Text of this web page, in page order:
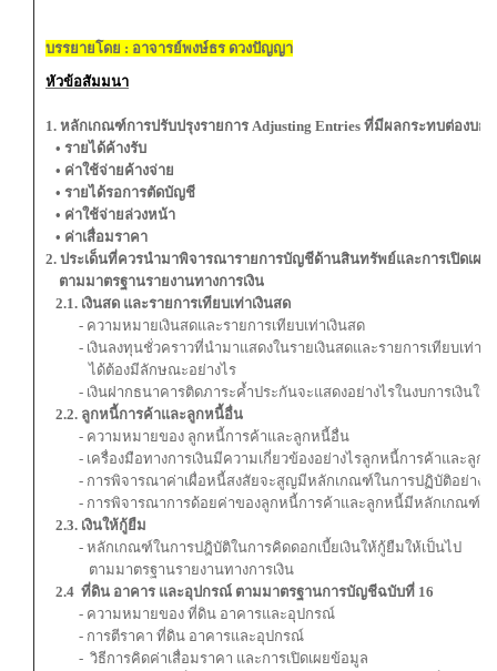
บรรยายโดย : อาจารย์พงษ์ธร ดวงปัญญา
หัวข้อสัมมนา
1. หลักเกณฑ์การปรับปรุงรายการ Adjusting Entries ที่มีผลกระทบต่องบกา
• รายได้ค้างรับ
• ค่าใช้จ่ายค้างจ่าย
• รายได้รอการตัดบัญชี
• ค่าใช้จ่ายล่วงหน้า
• ค่าเสื่อมราคา
2. ประเด็นที่ควรนำมาพิจารณารายการบัญชีด้านสินทรัพย์และการเปิดเผย
ตามมาตรฐานรายงานทางการเงิน
2.1. เงินสด และรายการเทียบเท่าเงินสด
- ความหมายเงินสดและรายการเทียบเท่าเงินสด
- เงินลงทุนชั่วคราวที่นำมาแสดงในรายเงินสดและรายการเทียบเท่าเ
ได้ต้องมีลักษณะอย่างไร
- เงินฝากธนาคารติดภาระค้ำประกันจะแสดงอย่างไรในงบการเงินให้
2.2. ลูกหนี้การค้าและลูกหนี้อื่น
- ความหมายของ ลูกหนี้การค้าและลูกหนี้อื่น
- เครื่องมือทางการเงินมีความเกี่ยวข้องอย่างไรลูกหนี้การค้าและลูก
- การพิจารณาค่าเผื่อหนี้สงสัยจะสูญมีหลักเกณฑ์ในการปฏิบัติอย่างไ
- การพิจารณาการด้อยค่าของลูกหนี้การค้าและลูกหนี้มีหลักเกณฑ์ปฏิ
2.3. เงินให้กู้ยืม
- หลักเกณฑ์ในการปฎิบัติในการคิดดอกเบี้ยเงินให้กู้ยืมให้เป็นไป
ตามมาตรฐานรายงานทางการเงิน
2.4 ที่ดิน อาคาร และอุปกรณ์ ตามมาตรฐานการบัญชีฉบับที่ 16
- ความหมายของ ที่ดิน อาคารและอุปกรณ์
- การตีราคา ที่ดิน อาคารและอุปกรณ์
- วิธีการคิดค่าเสื่อมราคา และการเปิดเผยข้อมูล